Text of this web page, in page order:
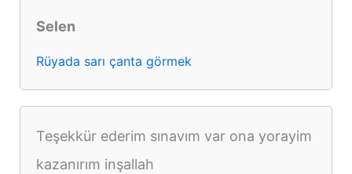
Selen
Rüyada sarı çanta görmek
Teşekkür ederim sınavım var ona yorayim
kazanırım inşallah